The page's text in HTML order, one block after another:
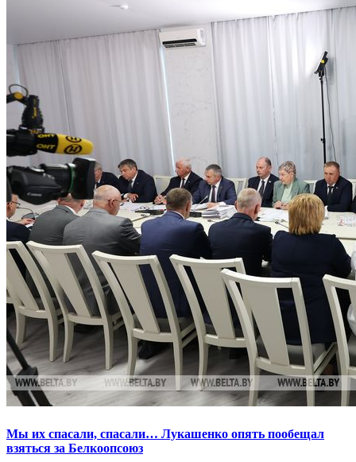
Мы их спасали, спасали… Лукашенко опять пообещал
взяться за Белкоопсоюз